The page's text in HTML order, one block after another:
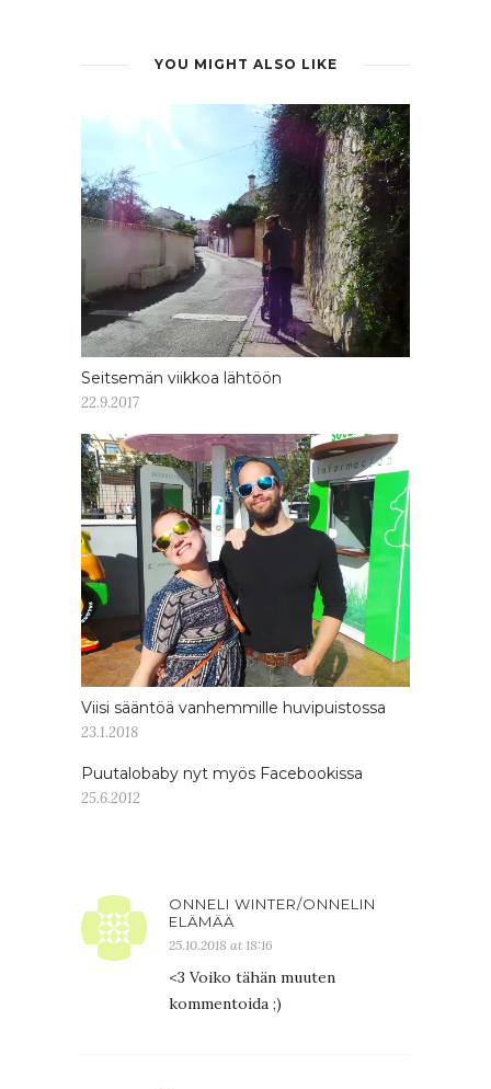
YOU MIGHT ALSO LIKE
Seitsemän viikkoa lähtöön
22.9.2017
Viisi sääntöä vanhemmille huvipuistossa
23.1.2018
Puutalobaby nyt myös Facebookissa
25.6.2012
ONNELI WINTER/ONNELIN
ELÄMÄÄ
25.10.2018 at 18:16
<3 Voiko tähän muuten
kommentoida ;)